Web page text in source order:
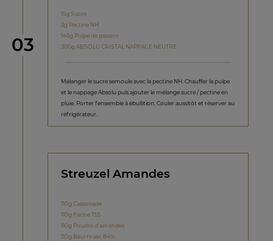
étape
03
15g Sucre
3g Pectine NH
145g Pulpe de passion
300g ABSOLU CRISTAL NAPPAGE NEUTRE
Mélanger le sucre semoule avec la pectine NH. Chauffer la pulpe
et le nappage Absolu puis ajouter le mélange sucre / pectine en
pluie. Porter l’ensemble à ébullition. Couler aussitôt et réserver au
réfrigérateur.
Streuzel Amandes
110g Cassonade
110g Farine T55
110g Poudre d’amandes
110g Beurre sec 84%